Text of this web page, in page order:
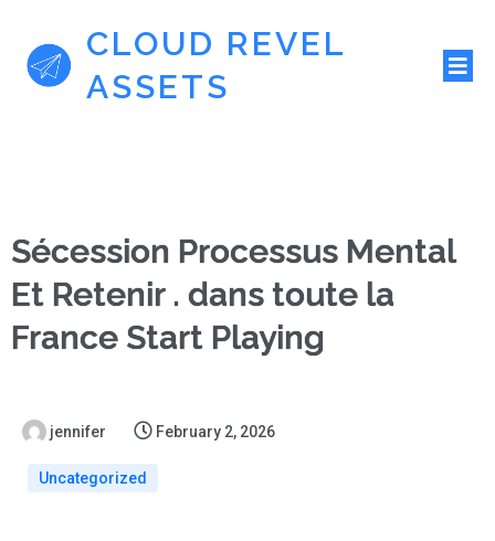
CLOUD REVEL
ASSETS
Sécession Processus Mental
Et Retenir . dans toute la
France Start Playing
jennifer February 2, 2026
Uncategorized